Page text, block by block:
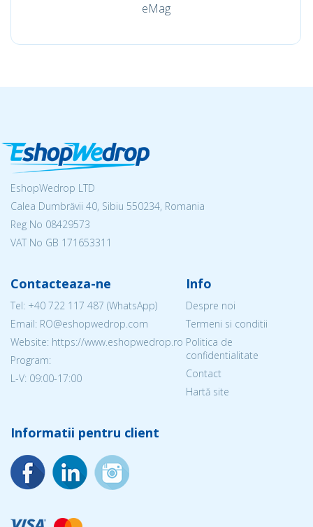
eMag
EshopWedrop LTD
Calea Dumbrăvii 40, Sibiu 550234, Romania
Reg No 08429573
VAT No GB 171653311
Contacteaza-ne
Tel: +40 722 117 487 (WhatsApp)
Email: RO@eshopwedrop.com
Website: https://www.eshopwedrop.ro
Program:
L-V: 09:00-17:00
Info
Despre noi
Termeni si conditii
Politica de
confidentialitate
Contact
Hartă site
Informatii pentru client